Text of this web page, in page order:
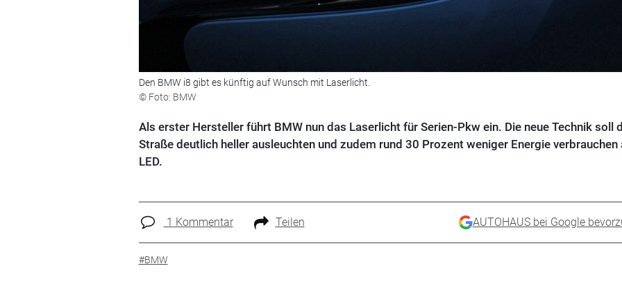
Den BMW i8 gibt es künftig auf Wunsch mit Laserlicht.
© Foto: BMW
Als erster Hersteller führt BMW nun das Laserlicht für Serien-Pkw ein. Die neue Technik soll
Straße deutlich heller ausleuchten und zudem rund 30 Prozent weniger Energie verbrauchen
LED.
1 Kommentar Teilen AUTOHAUS bei Google
#BMW